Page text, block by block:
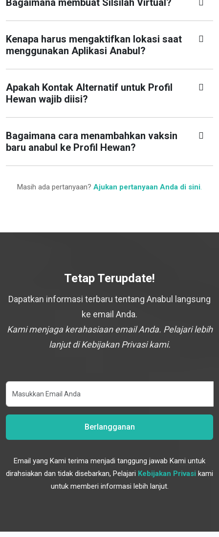
Bagaimana membuat Silsilah Virtual?
Kenapa harus mengaktifkan lokasi saat
menggunakan Aplikasi Anabul?
Apakah Kontak Alternatif untuk Profil
Hewan wajib diisi?
Bagaimana cara menambahkan vaksin
baru anabul ke Profil Hewan?
Masih ada pertanyaan? Ajukan pertanyaan Anda di sini.
Tetap Terupdate!
Dapatkan informasi terbaru tentang Anabul langsung
ke email Anda.
Kami menjaga kerahasiaan email Anda. Pelajari lebih
lanjut di Kebijakan Privasi kami.
Berlangganan
Email yang Kami terima menjadi tanggung jawab Kami untuk
dirahsiakan dan tidak disebarkan, Pelajari Kebijakan Privasi kami
untuk memberi informasi lebih lanjut.